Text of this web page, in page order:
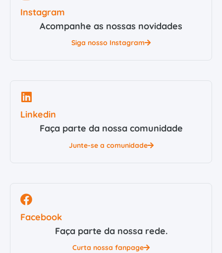
Instagram
Acompanhe as nossas novidades
Siga nosso Instagram
Linkedin
Faça parte da nossa comunidade
Junte-se a comunidade
Facebook
Faça parte da nossa rede.
Curta nossa fanpage